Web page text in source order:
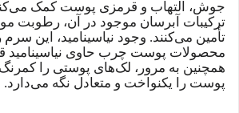
جوش، التهاب و قرمزی پوست کمک
ترکیبات آبرسان موجود در آن، رطوبت
تأمین می‌کنند. وجود نیاسینامید، این سرم
محصولات پوست چرب حاوی نیاسینامید
همچنین به مرور، لک‌های پوستی را
پوست را یکنواخت و متعادل نگه می‌دارد.